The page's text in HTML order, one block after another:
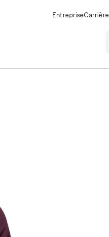
EntrepriseCarrière